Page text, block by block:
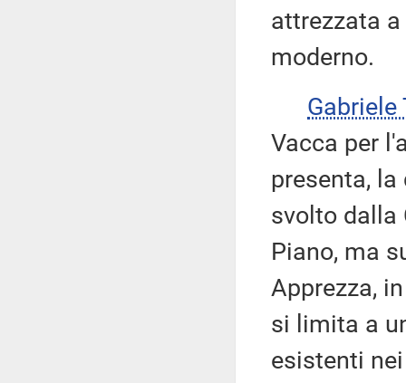
attrezzata
moderno.
Gabriele
Vacca per
presenta,
svolto dalla
Piano, ma
Apprezza,
si limita a
esistenti